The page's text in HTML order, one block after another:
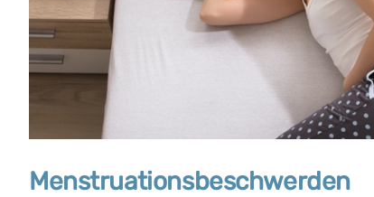
Menstruationsbeschwerden